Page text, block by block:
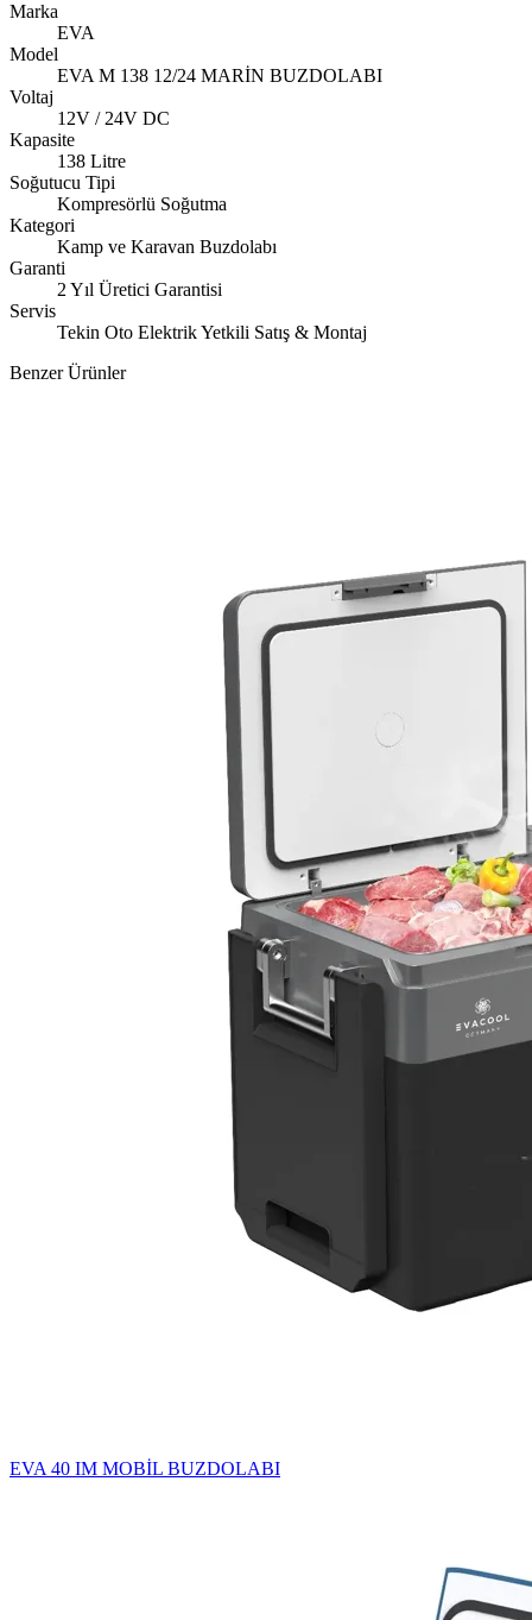
Marka
EVA
Model
EVA M 138 12/24 MARİN BUZDOLABI
Voltaj
12V / 24V DC
Kapasite
138 Litre
Soğutucu Tipi
Kompresörlü Soğutma
Kategori
Kamp ve Karavan Buzdolabı
Garanti
2 Yıl Üretici Garantisi
Servis
Tekin Oto Elektrik Yetkili Satış & Montaj
Benzer Ürünler
EVA 40 IM MOBİL BUZDOLABI